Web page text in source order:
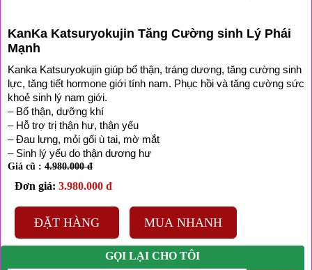
KanKa Katsuryokujin Tăng Cường sinh Lý Phái
Mạnh
Kanka Katsuryokujin giúp bổ thận, tráng dương, tăng cường sinh
lực, tăng tiết hormone giới tính nam. Phục hồi và tăng cường sức
khoẻ sinh lý nam giới.
– Bổ thận, dưỡng khí
– Hỗ trợ trị thận hư, thận yếu
– Đau lưng, mỏi gối ù tai, mờ mắt
– Sinh lý yếu do thận dương hư
Giá cũ : 4.980.000 đ
Đơn giá: 3.980.000 đ
ĐẶT HÀNG MUA NHANH
GỌI LẠI CHO TÔI